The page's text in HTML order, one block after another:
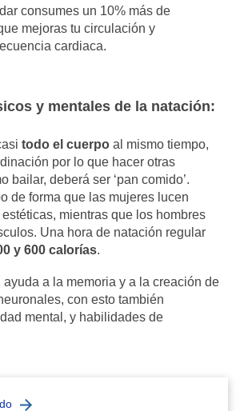
consumes un 10% más de
mejoras tu circulación y
cardiaca.
y mentales de la natación:
todo el cuerpo al mismo tiempo,
por lo que hacer otras
bailar, deberá ser ‘pan comido’.
de forma que las mujeres lucen
mientras que los hombres
Una hora de natación regular
y 600 calorías.
ayuda a la memoria y a la creación de
con esto también
mental, y habilidades de